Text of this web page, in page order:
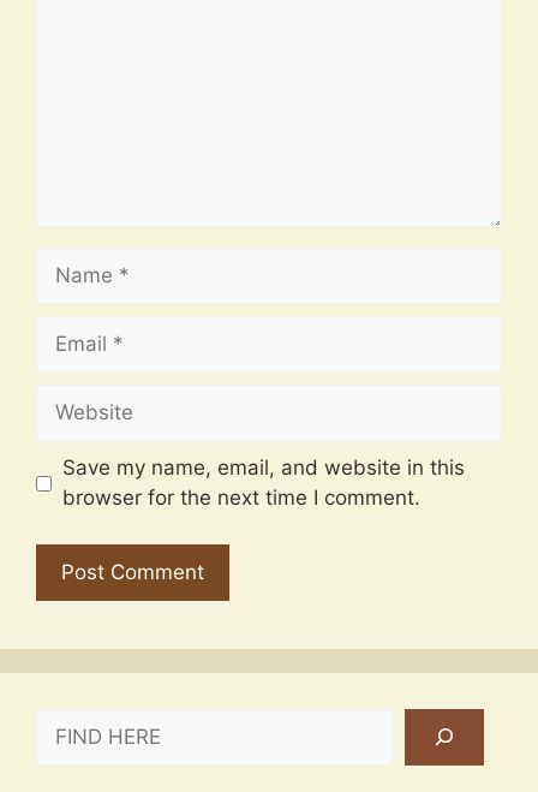
Name
Email
Website
Save my name, email, and website in this
browser for the next time I comment.